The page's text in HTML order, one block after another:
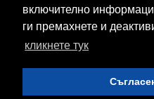
включително
ги премахнете и
кликнете тук
© 2026 Fransizkup.bg всички
Изграждане и поддръжка от
Boby_fransizkup